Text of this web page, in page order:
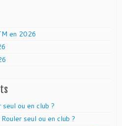
en 2026
seul ou en club ?
Rouler seul ou en club ?